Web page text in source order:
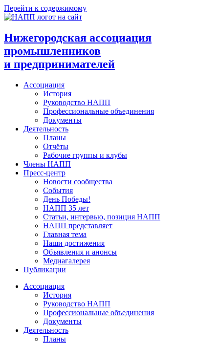
Перейти к содержимому
Нижегородская ассоциация
промышленников
и предпринимателей
Ассоциация
История
Руководство НАПП
Профессиональные объединения
Документы
Деятельность
Планы
Отчёты
Рабочие группы и клубы
Члены НАПП
Пресс-центр
Новости сообщества
События
День Победы!
НАПП 35 лет
Статьи, интервью, позиция НАПП
НАПП представляет
Главная тема
Наши достижения
Объявления и анонсы
Медиагалерея
Публикации
Ассоциация
История
Руководство НАПП
Профессиональные объединения
Документы
Деятельность
Планы